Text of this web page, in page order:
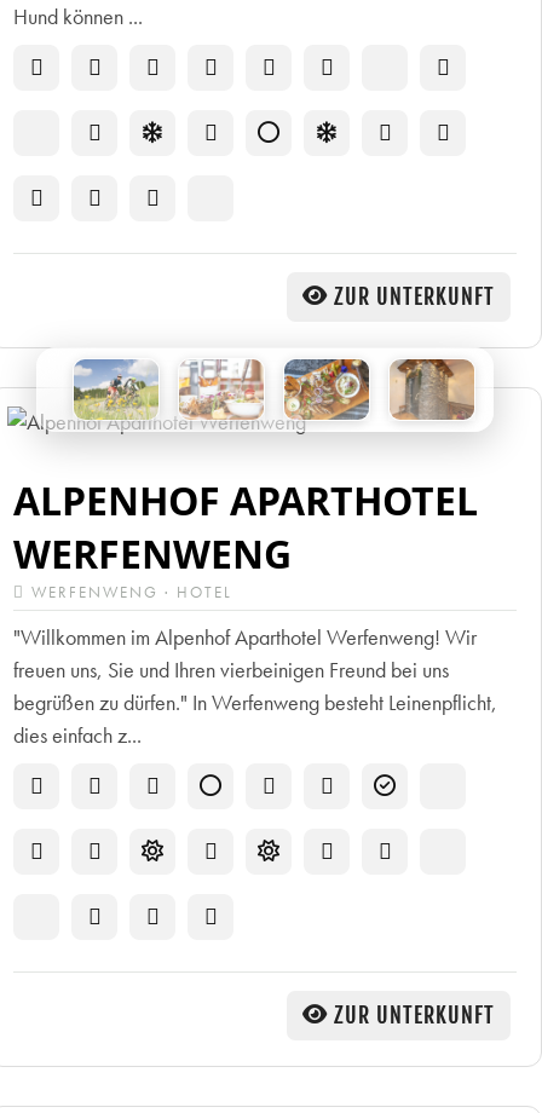
Hund können ...
ZUR UNTERKUNFT
ALPENHOF APARTHOTEL
WERFENWENG
WERFENWENG · HOTEL
"Willkommen im Alpenhof Aparthotel Werfenweng! Wir
freuen uns, Sie und Ihren vierbeinigen Freund bei uns
begrüßen zu dürfen." In Werfenweng besteht Leinenpflicht,
dies einfach z...
ZUR UNTERKUNFT